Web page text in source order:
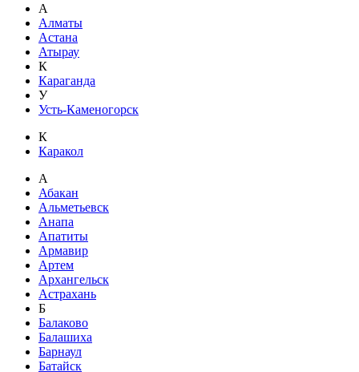
А
Алматы
Астана
Атырау
К
Караганда
У
Усть-Каменогорск
К
Каракол
А
Абакан
Альметьевск
Анапа
Апатиты
Армавир
Артем
Архангельск
Астрахань
Б
Балаково
Балашиха
Барнаул
Батайск